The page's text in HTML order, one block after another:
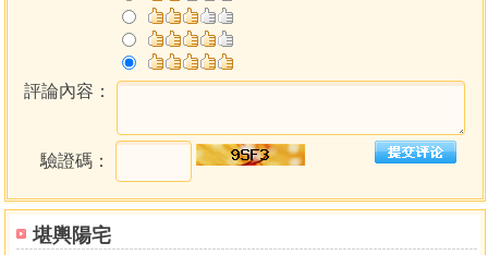
堪輿陽宅
有多複雜，我們都能從易經八卦中找到其運行的基本原理。
以電腦為例，如果把陰爻看作０，把陽爻看作１，所有的卦
象於是也就可以看成０和１的組合，德國數理哲學大師萊布
尼茲（Gottfried Wihelm Leibniz,1646-1716）受到《易經》
「０」和「１」為基礎，加上三種基本運算：「＜、＞、
｜」（「與」、「或」、「非」），成為電腦邏輯設計的理
論依據和工具，奠定了今天幾乎無所不能的電腦的科學基
礎。
生命又何嘗不是如此，由一心生出妄心和淨心，妄心為
評論內容：
驗證碼：